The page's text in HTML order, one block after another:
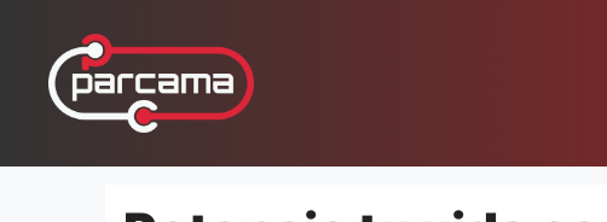
conteúdo